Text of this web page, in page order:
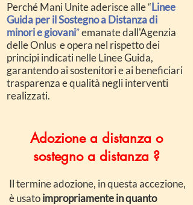
Perché Mani Unite aderisce alle “Linee
Guida per il Sostegno a Distanza di
minori e giovani”emanate dall'Agenzia
delle Onlus e opera nel rispetto dei
principi indicati nelle Linee Guida,
garantendo ai sostenitori e ai beneficiari
trasparenza e qualità negli interventi
realizzati.
Adozione a distanza o
sostegno a distanza ?
Il termine adozione, in questa accezione,
è usatoimpropriamente in quanto